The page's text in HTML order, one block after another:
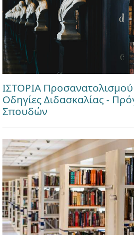
ΙΣΤΟΡΙΑ
Οδηγίες Διδασκαλίας -
Σπουδών